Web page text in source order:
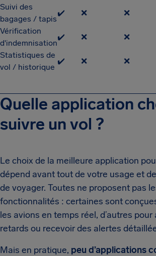
Suivi des
bagages / tapis
✔️ ❌ ❌
Vérification
d'indemnisation
✔️ ❌ ❌
Statistiques de
vol / historique
✔️ ❌ ❌
Quelle application
suivre un vol ?
Le choix de la meilleure application
dépend avant tout de votre usage et
de voyager. Toutes ne proposent pas
fonctionnalités : certaines sont
les avions en temps réel, d’autres
retards ou recevoir des alertes
Mais en pratique, peu d’applications